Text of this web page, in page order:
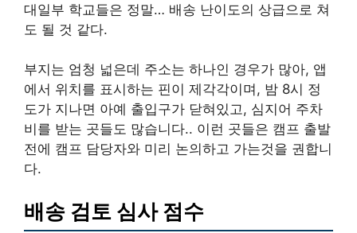
대일부 학교들은 정말… 배송 난이도의 상급으로 쳐
도 될 것 같다.
부지는 엄청 넓은데 주소는 하나인 경우가 많아, 앱
에서 위치를 표시하는 핀이 제각각이며, 밤 8시 정
도가 지나면 아예 출입구가 닫혀있고, 심지어 주차
비를 받는 곳들도 많습니다.. 이런 곳들은 캠프 출발
전에 캠프 담당자와 미리 논의하고 가는것을 권합니
다.
배송 검토 심사 점수